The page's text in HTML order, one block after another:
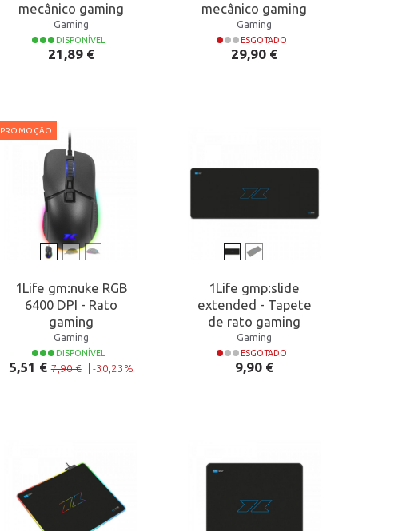
mecânico gaming
Gaming
DISPONÍVEL
Preço
21,89 €
mecânico gaming
Gaming
ESGOTADO
Preço
29,90 €
PROMOÇÃO
1Life gm:nuke RGB
6400 DPI - Rato
gaming
Gaming
DISPONÍVEL
Preço normal
Preço
5,51 € 7,90 € -30,23%
1Life gmp:slide
extended - Tapete
de rato gaming
Gaming
ESGOTADO
Preço
9,90 €